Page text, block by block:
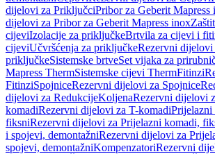
dijelovi za PriključciPribor za Geberit Mapress
dijelovi za Pribor za Geberit Mapress inox
cijeviIzolacije za priključkeBrtvila za cijevi i
cijeviUčvršćenja za priključkeRezervni dijelovi
priključkeSistemske brtveSet vijaka za
Mapress ThermSistemske cijevi ThermFitinzi
FitinziSpojniceRezervni dijelovi za Spojnice
dijelovi za RedukcijeKoljenaRezervni dijelovi
komadiRezervni dijelovi za T-komadiPrijelazni
fiksniRezervni dijelovi za Prijelazni komadi,
i spojevi, demontažniRezervni dijelovi za
spojevi, demontažniKompenzatoriRezervni